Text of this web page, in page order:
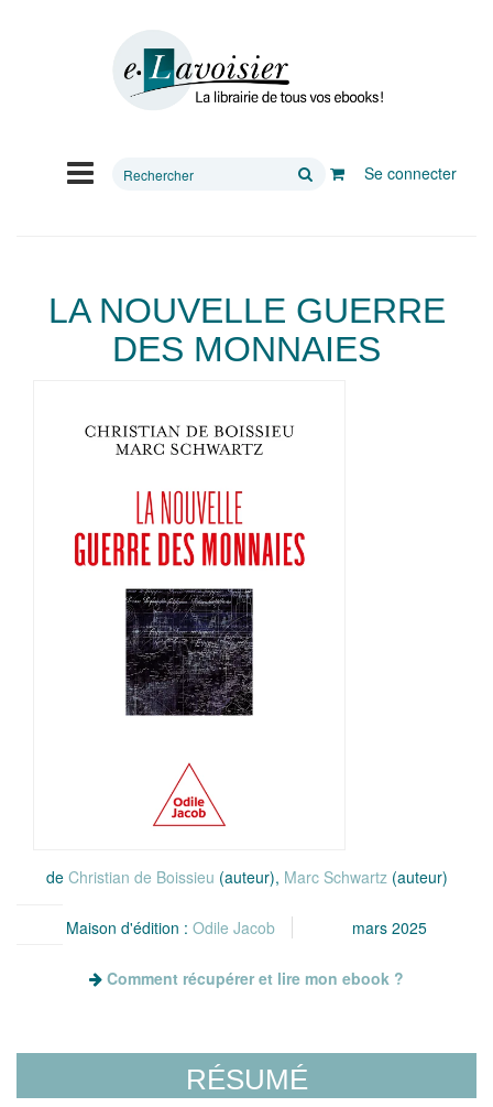
Rechercher
Se connecter
LA NOUVELLE GUERRE
DES MONNAIES
de Christian de Boissieu (auteur), Marc Schwartz(auteur)
Maison d'édition : Odile Jacob mars 2025
Comment récupérer et lire mon ebook ?
RÉSUMÉ